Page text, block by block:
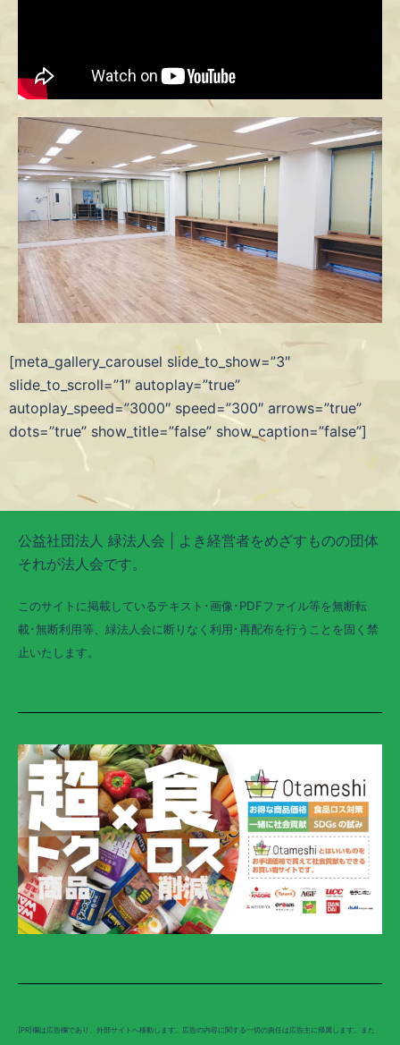
[meta_gallery_carousel slide_to_show=”3″
slide_to_scroll=”1″ autoplay=”true”
autoplay_speed=”3000″ speed=”300″ arrows=”true”
dots=”true” show_title=”false” show_caption=”false”]
公益社団法人 緑法人会 | よき経営者をめざすものの団体
それが法人会です。
このサイトに掲載しているテキスト･画像･PDFファイル等を無断転
載･無断利用等、緑法人会に断りなく利用･再配布を行うことを固く禁
止いたします。
[PR]欄は広告欄であり、外部サイトへ移動します。広告の内容に関する一切の責任は広告主に帰属します。また、